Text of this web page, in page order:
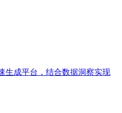
生成平台，结合数据洞察实现